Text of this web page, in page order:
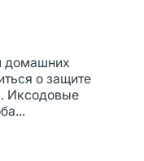
домашних
о защите
Иксодовые